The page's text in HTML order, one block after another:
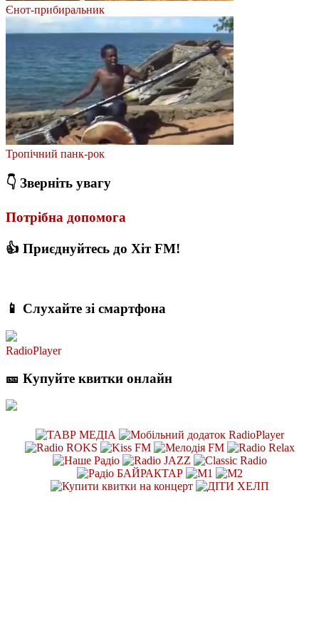
Єнот-прибиральник
Тропічний панк-рок
👇 Зверніть увагу
Потрібна допомога
👍 Приєднуйтесь до Хіт FM!
📱 Слухайте зі смартфона
RadioPlayer
🎫 Купуйте квитки онлайн